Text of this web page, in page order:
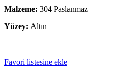
Malzeme: 304 Paslanmaz
Yüzey: Altın
Favori listesine ekle